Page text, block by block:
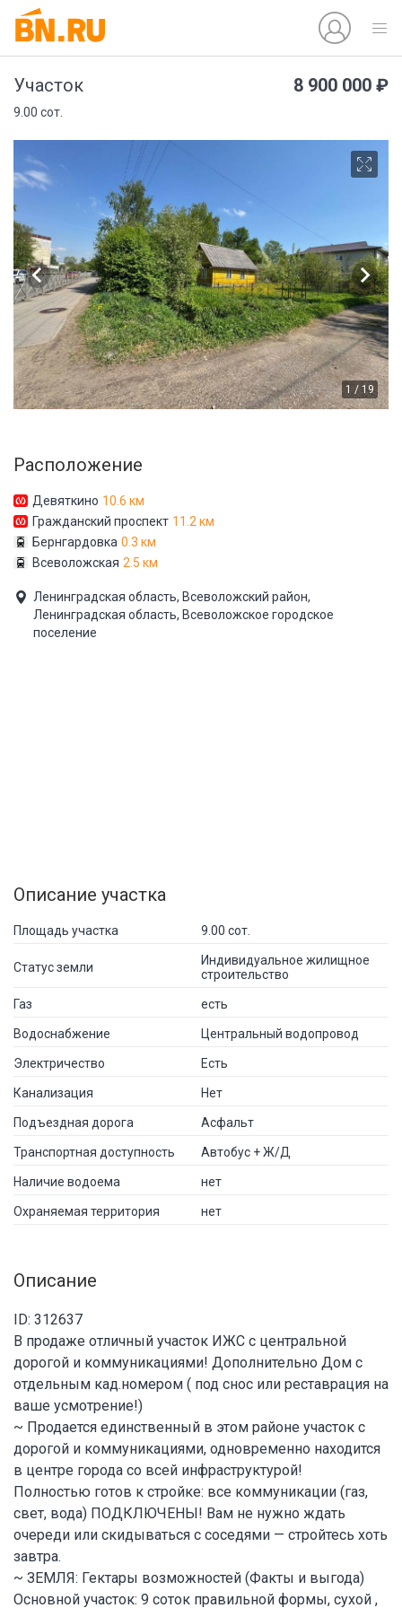
Участок 8 900 000 ₽
9.00 сот.
1 / 19
Расположение
Девяткино 10.6 км
Гражданский проспект 11.2 км
Бернгардовка 0.3 км
Всеволожская 2.5 км
Ленинградская область, Всеволожский район,
Ленинградская область, Всеволожское городское
поселение
Описание участка
Площадь участка 9.00 сот.
Статус земли
Индивидуальное жилищное
строительство
Газ есть
Водоснабжение Центральный водопровод
Электричество Есть
Канализация Нет
Подъездная дорога Асфальт
Транспортная доступность Автобус + Ж/Д
Наличие водоема нет
Охраняемая территория нет
Описание
ID: 312637
В продаже отличный участок ИЖС с центральной
дорогой и коммуникациями! Дополнительно Дом с
отдельным кад.номером ( под снос или реставрация на
ваше усмотрение!)
~ Продается единственный в этом районе участок с
дорогой и коммуникациями, одновременно находится
в центре города со всей инфраструктурой!
Полностью готов к стройке: все коммуникации (газ,
свет, вода) ПОДКЛЮЧЕНЫ! Вам не нужно ждать
очереди или скидываться с соседями — стройтесь хоть
завтра.
~ ЗЕМЛЯ: Гектары возможностей (Факты и выгода)
Основной участок: 9 соток правильной формы, сухой ,